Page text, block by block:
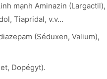
mạnh Aminazin (Largactil),
Tiapridal, v.v…
(Séduxen, Valium),
Dopégyt).